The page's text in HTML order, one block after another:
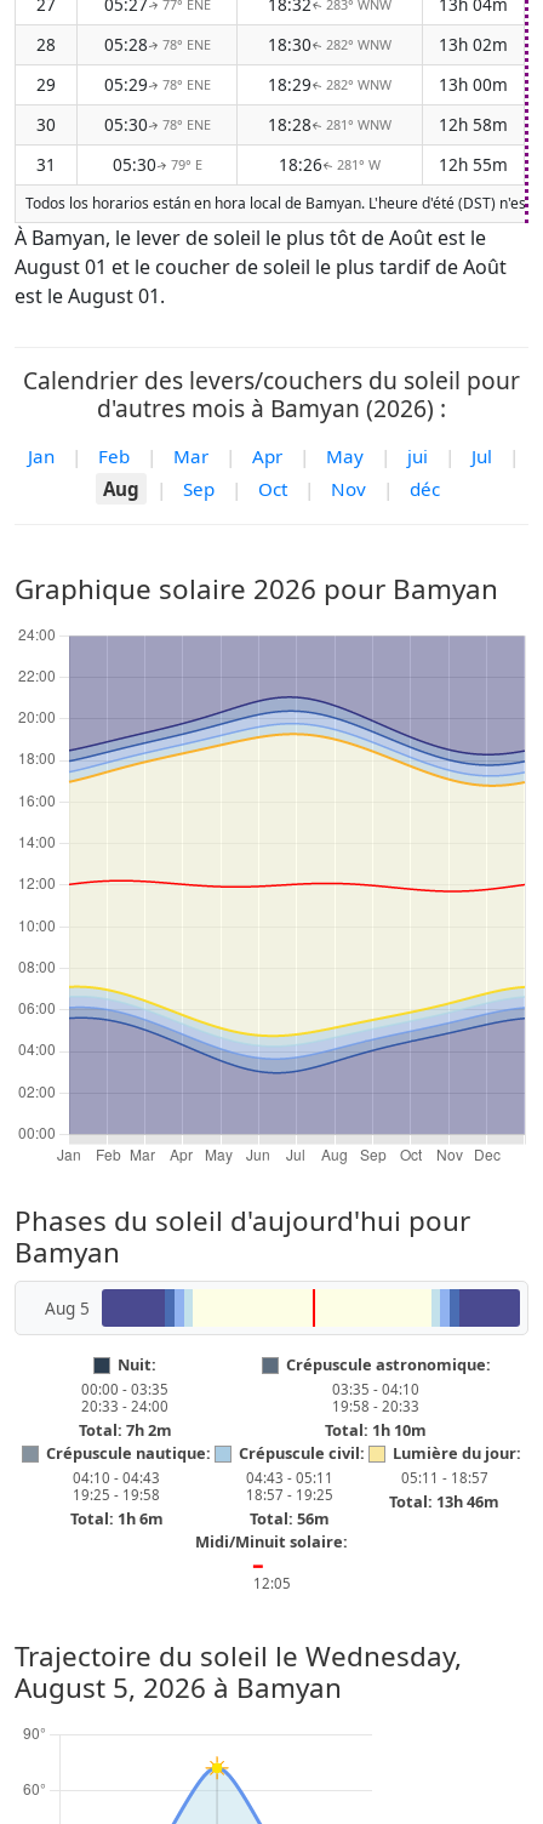
↑ 77° ENE ↑ 283° WNW
28
05:28↑ 78° ENE 18:30↑ 282° WNW 13h 02m
29
05:29↑ 78° ENE 18:29↑ 282° WNW 13h 00m
30
05:30↑ 78° ENE 18:28↑ 281° WNW 12h 58m
31
05:30↑ 79° E 18:26↑ 281° W 12h 55m
Todos los horarios están en hora local de Bamyan. L'heure d'été (DST)
À Bamyan, le lever de soleil le plus tôt de Août est le
August 01 et le coucher de soleil le plus tardif de Août
est le August 01.
Calendrier des levers/couchers du soleil pour
d'autres mois à Bamyan (2026) :
Jan | Feb | Mar | Apr | May | jui | Jul
|
Aug
| Sep | Oct | Nov | déc
Graphique solaire 2026 pour Bamyan
Phases du soleil d'aujourd'hui pour
Bamyan
Aug 5
Nuit:
00:00 - 03:35
20:33 - 24:00
Total: 7h 2m
Crépuscule astronomique:
03:35 - 04:10
19:58 - 20:33
Total: 1h 10m
Crépuscule nautique:
04:10 - 04:43
19:25 - 19:58
Total: 1h 6m
Crépuscule civil:
04:43 - 05:11
18:57 - 19:25
Total: 56m
Lumière du jour:
05:11 - 18:57
Total: 13h 46m
Midi/Minuit solaire:
━
12:05
Trajectoire du soleil le Wednesday,
August 5, 2026 à Bamyan